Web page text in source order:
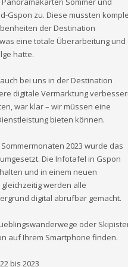
Gspon zu. Diese mussten
der Destination
eine totale Überarbeitung und
hatte.
bei uns in der Destination
digitale Vermarktung
war klar – wir müssen eine
bieten können.
2023 wurde das
Die Infotafel in Gspon
und in einem neuen
werden alle
digital abrufbar gemacht.
oder
auf Ihrem Smartphone finden.
bis 2023